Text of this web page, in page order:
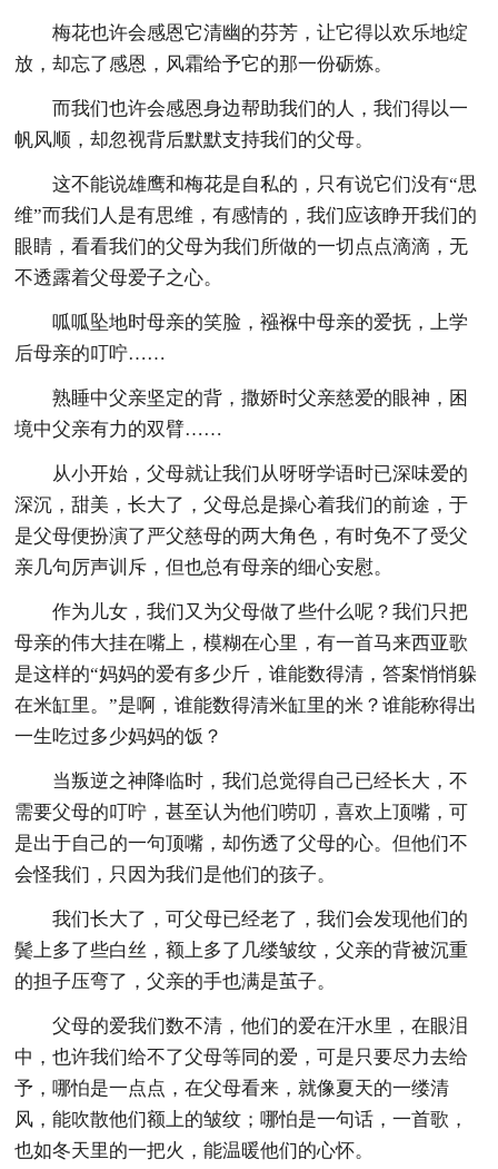
梅花也许会感恩它清幽的芬芳，让它得以欢乐地绽
放，却忘了感恩，风霜给予它的那一份砺炼。
而我们也许会感恩身边帮助我们的人，我们得以一
帆风顺，却忽视背后默默支持我们的父母。
这不能说雄鹰和梅花是自私的，只有说它们没有“思
维”而我们人是有思维，有感情的，我们应该睁开我们的
眼睛，看看我们的父母为我们所做的一切点点滴滴，无
不透露着父母爱子之心。
呱呱坠地时母亲的笑脸，襁褓中母亲的爱抚，上学
后母亲的叮咛……
熟睡中父亲坚定的背，撒娇时父亲慈爱的眼神，困
境中父亲有力的双臂……
从小开始，父母就让我们从呀呀学语时已深味爱的
深沉，甜美，长大了，父母总是操心着我们的前途，于
是父母便扮演了严父慈母的两大角色，有时免不了受父
亲几句厉声训斥，但也总有母亲的细心安慰。
作为儿女，我们又为父母做了些什么呢？我们只把
母亲的伟大挂在嘴上，模糊在心里，有一首马来西亚歌
是这样的“妈妈的爱有多少斤，谁能数得清，答案悄悄躲
在米缸里。”是啊，谁能数得清米缸里的米？谁能称得出
一生吃过多少妈妈的饭？
当叛逆之神降临时，我们总觉得自己已经长大，不
需要父母的叮咛，甚至认为他们唠叨，喜欢上顶嘴，可
是出于自己的一句顶嘴，却伤透了父母的心。但他们不
会怪我们，只因为我们是他们的孩子。
我们长大了，可父母已经老了，我们会发现他们的
鬓上多了些白丝，额上多了几缕皱纹，父亲的背被沉重
的担子压弯了，父亲的手也满是茧子。
父母的爱我们数不清，他们的爱在汗水里，在眼泪
中，也许我们给不了父母等同的爱，可是只要尽力去给
予，哪怕是一点点，在父母看来，就像夏天的一缕清
风，能吹散他们额上的皱纹；哪怕是一句话，一首歌，
也如冬天里的一把火，能温暖他们的心怀。